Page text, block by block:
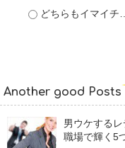
どちらもイマイチ
Another good Posts
男ウケする
職場で輝く5